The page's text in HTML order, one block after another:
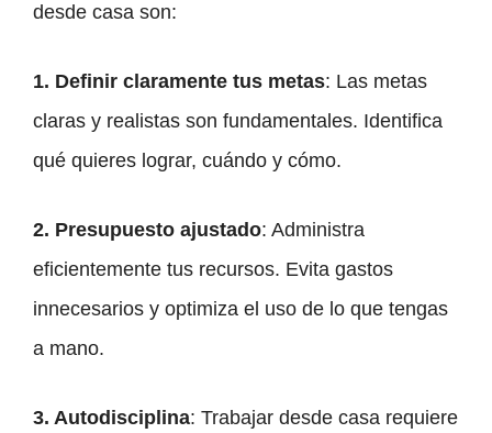
desde casa son:
1. Definir claramente tus metas: Las metas
claras y realistas son fundamentales. Identifica
qué quieres lograr, cuándo y cómo.
2. Presupuesto ajustado: Administra
eficientemente tus recursos. Evita gastos
innecesarios y optimiza el uso de lo que tengas
a mano.
3. Autodisciplina: Trabajar desde casa requiere